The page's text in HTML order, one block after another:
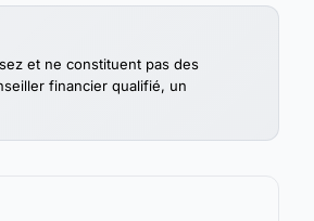
et ne constituent pas des
financier qualifié, un